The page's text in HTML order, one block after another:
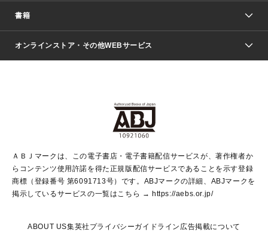
Vジャンプ
ジャンプルーキー！
ジャンプTOON
S-MANGA
集英社ジャンプリミックス
週刊ヤングジャンプ
ウルトラジャンプ
少女マンガ
リマコミ＋
マンガMeets
月刊オフィスユー
Seventeen
LEE
Marisol
T JAPAN:The New York Times Style Magazine
芸能・情報・スポーツ
パラスポ＋！
書籍
文芸・文庫・総合
青春と読書
アジア人物史
集英社新書
集英社新書プラス
よみタイ
ライトノベル・ノベライズ
集英社Webマガジン Cobalt
集英社オレンジ文庫
シフォン文庫
JUMP j BOOKS
集英社みらい文庫
S-KIDS.LAND
オンラインストア・その他WEBサービス
SHUEISHA MANGA-ART HERITAGE
HAPPY PLUS STORE
shueisha vox
EDITOR'S LAB
ＡＢＪマークは、この電子書店・電子書籍配信サービスが、著作権者か
らコンテンツ使用許諾を得た正規版配信サービスであることを示す登録
商標（登録番号 第6091713号）です。ABJマークの詳細、ABJマークを
掲示しているサービスの一覧はこちら → https://aebs.or.jp/
ABOUT US集英社プライバシーガイドライン 広告掲載について